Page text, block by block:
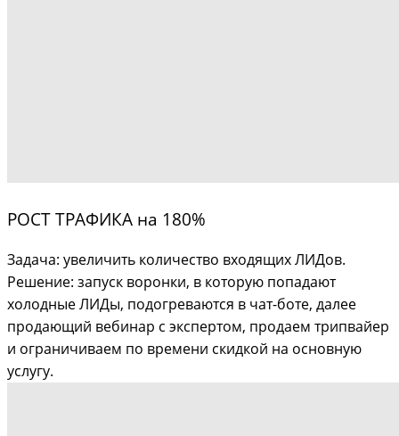
РОСТ ТРАФИКА на 180%
Задача: увеличить количество входящих ЛИДов.
Решение: запуск воронки, в которую попадают
холодные ЛИДы, подогреваются в чат-боте, далее
продающий вебинар с экспертом, продаем трипвайер
и ограничиваем по времени скидкой на основную
услугу.